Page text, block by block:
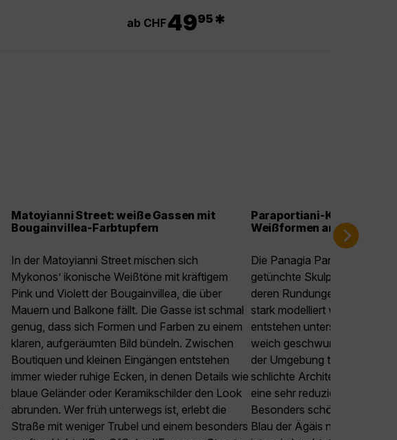
ab CHF4995 *
Matoyianni Street: weiße Gassen mit
Bougainvillea-Farbtupfern
In der Matoyianni Street mischen sich
Mykonos’ ikonische Weißtöne mit kräftigem
Pink und Violett der Bougainvillea, die über
Mauern und Balkone fällt. Die Gasse ist schmal
genug, dass sich Formen und Farben zu einem
klaren, aufgeräumten Bild bündeln. Zwischen
Boutiquen und kleinen Eingängen entstehen
immer wieder ruhige Ecken, in denen Details wie
blaue Geländer oder Keramikschilder den Look
abrunden. Wer früh unterwegs ist, erlebt die
Straße mit weniger Trubel und einem besonders
Paraportiani-Kirche:
Weißformen am Meer
Die Panagia Paraportiani
getünchte Skulptur aus
deren Rundungen und
stark modelliert werden. Je
entstehen unterschiedliche
weich geschwungen, mal
der Umgebung treffen
schlichte Architektur
eine sehr reduzierte,
Besonders schön ist der
Blau der Ägäis neben dem